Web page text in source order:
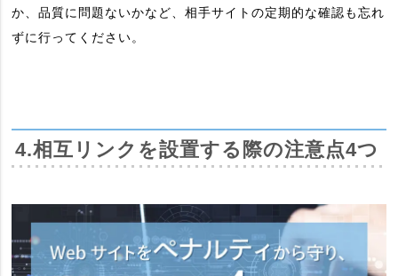
か、品質に問題ないかなど、相手サイトの定期的な確認も忘れ
ずに行ってください。
4.相互リンクを設置する際の注意点4つ